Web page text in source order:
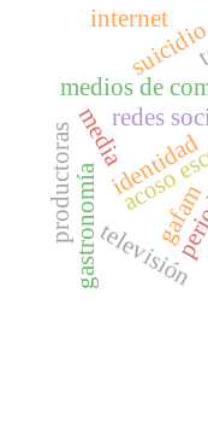
medios de
redes
acoso
televisión
gastronomíaidentidad
productoras
internet
media
gafam